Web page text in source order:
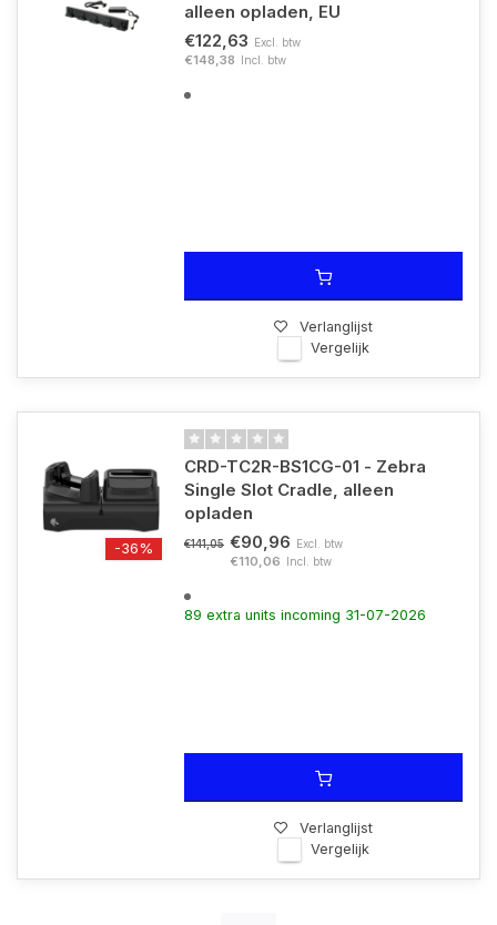
alleen opladen, EU
€122,63 Excl. btw
€148,38 Incl. btw
Verlanglijst
Vergelijk
-36%
CRD-TC2R-BS1CG-01 - Zebra
Single Slot Cradle, alleen
opladen
€141,05 €90,96 Excl. btw
€110,06 Incl. btw
89 extra units incoming 31-07-2026
Verlanglijst
Vergelijk